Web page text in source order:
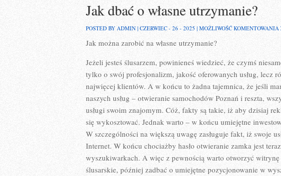
Jak dbać o własne utrzymanie?
POSTED BY ADMIN | CZERWIEC - 26 - 2025 | MOŻLIWOŚĆ KOMENTOWANIA
Jak można zarobić na własne utrzymanie?
Jeżeli jesteś ślusarzem, powinieneś wiedzieć, że czymś
tylko o swój profesjonalizm, jakość oferowanych usług, lecz
najwięcej klientów. A w końcu to żadna tajemnica, że jeśli
naszych usług – otwieranie samochodów Poznań i reszta,
usługi swoim znajomym. Cóż, fakty są takie, iż aby dzisiaj
się wykosztować. Jednak warto – w końcu umiejętne
W szczególności na większą uwagę zasługuje fakt, iż swoje
Internet. W końcu chociażby hasło otwieranie zamka jest
wyszukiwarkach. A więc z pewnością warto otworzyć witrynę
ślusarskie, później zadbać o umiejętne pozycjonowanie w